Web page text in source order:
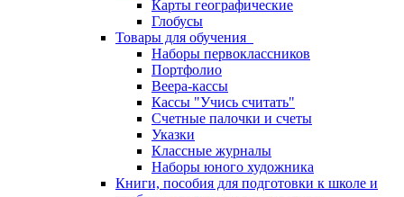
Карты географические
Глобусы
Товары для обучения
Наборы первоклассников
Портфолио
Веера-кассы
Кассы "Учись считать"
Счетные палочки и счеты
Указки
Классные журналы
Наборы юного художника
Книги, пособия для подготовки к школе и